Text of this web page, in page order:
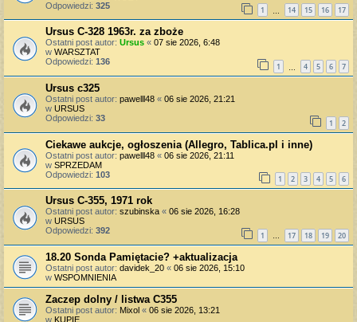
Odpowiedzi: 325 1 14 15 16 17
Ursus C-328 1963r. za zboże
Ostatni post autor: Ursus « 07 sie 2026, 6:48
w WARSZTAT
Odpowiedzi: 136 1 4 5 6 7
Ursus c325
Ostatni post autor: pawelll48 « 06 sie 2026, 21:21
w URSUS
Odpowiedzi: 33 1 2
Ciekawe aukcje, ogłoszenia (Allegro, Tablica.pl i inne)
Ostatni post autor: pawelll48 « 06 sie 2026, 21:11
w SPRZEDAM
Odpowiedzi: 103 1 2 3 4 5 6
Ursus C-355, 1971 rok
Ostatni post autor: szubinska « 06 sie 2026, 16:28
w URSUS
Odpowiedzi: 392 1 … 17 18 19 20
18.20 Sonda Pamiętacie? +aktualizacja
Ostatni post autor: davidek_20 « 06 sie 2026, 15:10
w WSPOMNIENIA
Zaczep dolny / listwa C355
Ostatni post autor: Mixol « 06 sie 2026, 13:21
w KUPIĘ